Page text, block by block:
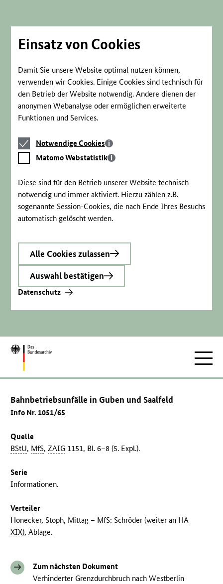
Einsatz von Cookies
Damit Sie unsere Website optimal nutzen können,
verwenden wir Cookies. Einige Cookies sind technisch für
den Betrieb der Website notwendig. Andere dienen der
anonymen Webanalyse oder ermöglichen erweiterte
Funktionen und Services.
Notwendige
Cookies
Notwendige Cookies
Matomo
Webstatistik
Matomo Webstatistik
Diese sind für den Betrieb unserer Website technisch
notwendig und immer aktiviert. Hierzu zählen z.B.
sogenannte Session-Cookies, die nach Ende Ihres Besuchs
automatisch gelöscht werden.
Alle Cookies zulassen
Auswahl bestätigen
Datenschutz
Zur
Bahnbetriebsunfälle in Guben und Saalfeld
Info Nr. 1051/65
Quelle
BStU, MfS,ZAIG 1151, Bl. 6–8 (5. Expl.).
Serie
Informationen.
Verteiler
Honecker, Stoph, Mittag – MfS: Schröder (weiter an HA
XIX), Ablage.
Zum nächsten Dokument
Verhinderter Grenzdurchbruch nach Westberlin